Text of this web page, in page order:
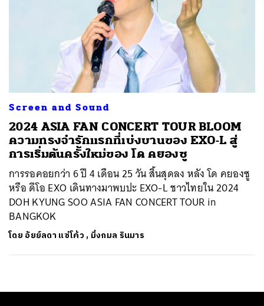
Screen and Sound
2024 ASIA FAN CONCERT TOUR BLOOM
ความทรงจำรักแรกที่เบ่งบานของ EXO-L สู่
การเริ่มต้นครั้งใหม่ของ โด คยองซู
การรอคอยกว่า 6 ปี 4 เดือน 25 วัน สิ้นสุดลง หลัง โด คยองซู
หรือ ดีโอ EXO เดินทางมาพบปะ EXO-L ชาวไทยใน 2024
DOH KYUNG SOO ASIA FAN CONCERT TOUR in
BANGKOK
โดย อัยย์ลดา แซ่โค้ว , มิ่งกมล รินมาร
SHARE TWEET LINE EMAIL